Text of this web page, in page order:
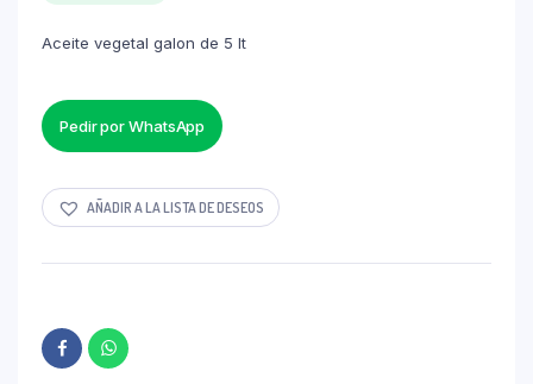
Aceite vegetal galon de 5 lt
Pedir por WhatsApp
AÑADIR A LA LISTA DE DESEOS